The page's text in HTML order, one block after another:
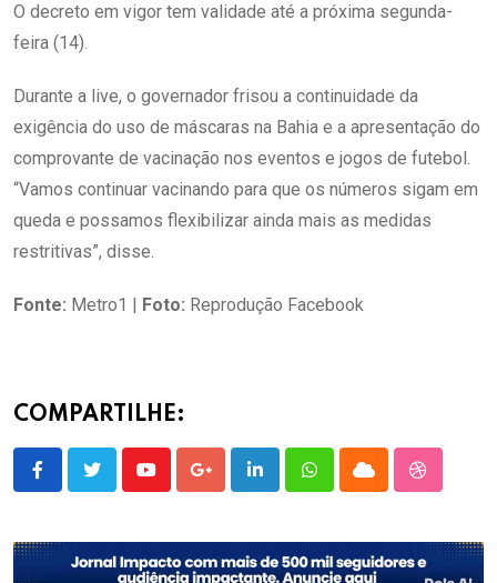
O decreto em vigor tem validade até a próxima segunda-
feira (14).
Durante a live, o governador frisou a continuidade da
exigência do uso de máscaras na Bahia e a apresentação do
comprovante de vacinação nos eventos e jogos de futebol.
“Vamos continuar vacinando para que os números sigam em
queda e possamos flexibilizar ainda mais as medidas
restritivas”, disse.
Fonte: Metro1 | Foto: Reprodução Facebook
COMPARTILHE:
YoutubeGoogle+LinkedInWhatsappCloud